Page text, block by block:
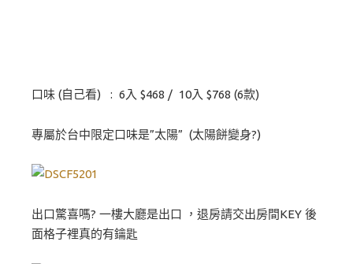
口味 (自己看) : 6入 $468 / 10入 $768 (6款)
專屬於台中限定口味是”太陽” (太陽餅變身?)
出口驚喜嗎? 一樓大廳是出口 ，退房請交出房間KEY 後
面格子裡真的有鑰匙